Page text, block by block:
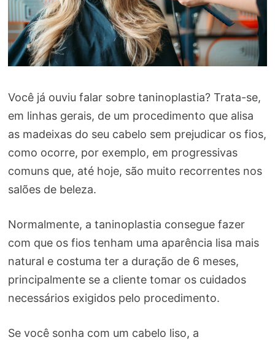
Você já ouviu falar sobre taninoplastia? Trata-se,
em linhas gerais, de um procedimento que alisa
as madeixas do seu cabelo sem prejudicar os fios,
como ocorre, por exemplo, em progressivas
comuns que, até hoje, são muito recorrentes nos
salões de beleza.
Normalmente, a taninoplastia consegue fazer
com que os fios tenham uma aparência lisa mais
natural e costuma ter a duração de 6 meses,
principalmente se a cliente tomar os cuidados
necessários exigidos pelo procedimento.
Se você sonha com um cabelo liso, a